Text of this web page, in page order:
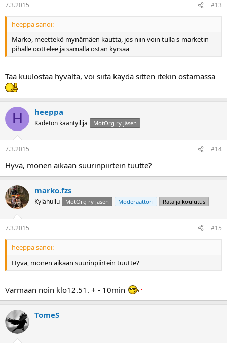
7.3.2015 #13
heeppa sanoi:
Marko, meettekö mynämäen kautta, jos niin voin tulla s-marketin
pihalle oottelee ja samalla ostan kyrsää
Tää kuulostaa hyvältä, voi siitä käydä sitten itekin ostamassa
H heeppa
Kädetön kääntyilijä MotOrg ry jäsen
7.3.2015 #14
Hyvä, monen aikaan suurinpiirtein tuutte?
marko.fzs
Kylähullu MotOrg ry jäsen Moderaattori Rata ja koulutus
7.3.2015 #15
heeppa sanoi:
Hyvä, monen aikaan suurinpiirtein tuutte?
Varmaan noin klo12.51. + - 10min
TomeS